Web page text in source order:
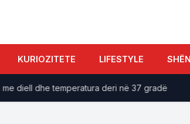
KURIOZITETE LIFESTYLE
dhe temperatura deri në 37 gradë